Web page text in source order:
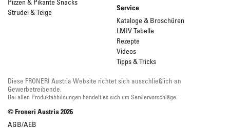
Strudel & Teige
Service
Kataloge & Broschüren
LMIV Tabelle
Rezepte
Videos
Tipps & Tricks
Diese FRONERI Austria Website richtet sich ausschließlich an
Gewerbetreibende.
Bei allen Produktabbildungen handelt es sich um Serviervorschläge.
© Froneri Austria2026
AGB/AEB